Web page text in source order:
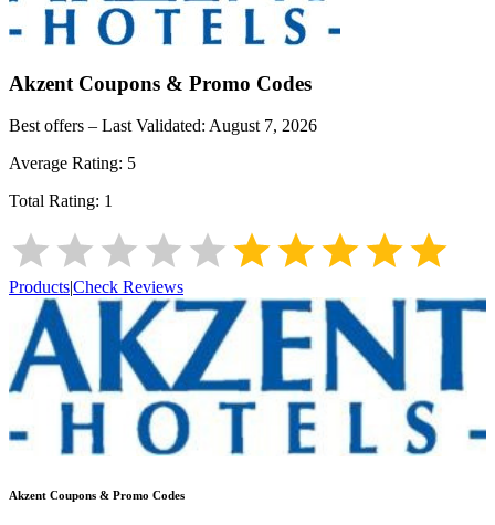
Akzent Coupons & Promo Codes
Best offers – Last Validated: August 7, 2026
Average Rating: 5
Total Rating: 1
Products|Check Reviews
Akzent Coupons & Promo Codes